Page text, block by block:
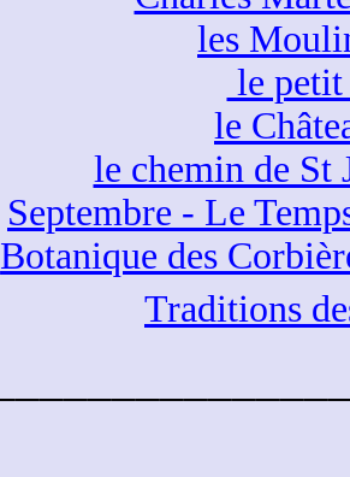
les
le
le
le chemin de St
Septembre - Le
Botanique des
Traditions